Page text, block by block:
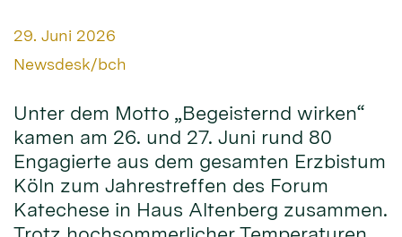
Datum:
29. Juni 2026
Von:
Newsdesk/bch
Unter dem Motto „Begeisternd wirken“
kamen am 26. und 27. Juni rund 80
Engagierte aus dem gesamten Erzbistum
Köln zum Jahrestreffen des Forum
Katechese in Haus Altenberg zusammen.